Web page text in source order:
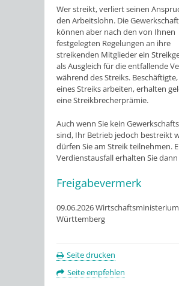
Wer streikt, verliert seinen
den Arbeitslohn. Die
können aber nach den von Ihnen
festgelegten Regelungen an ihre
streikenden Mitglieder ein
als Ausgleich für die entfallende
während des Streiks.
eines Streiks arbeiten, erhalten
eine Streikbrecherprämie.
Auch wenn Sie kein
sind, Ihr Betrieb jedoch bestreikt
dürfen Sie am Streik teilnehmen.
Verdienstausfall erhalten Sie
Freigabevermerk
09.06.2026
Württemberg
Seite drucken
Seite empfehlen